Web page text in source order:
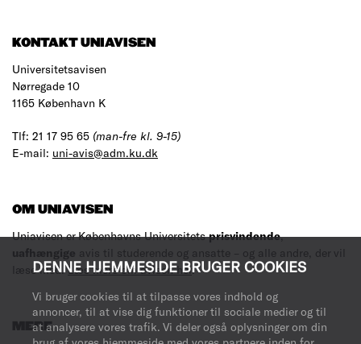
DENNE HJEMMESIDE BRUGER COOKIES
Vi bruger cookies til at tilpasse vores indhold og
annoncer, til at vise dig funktioner til sociale medier og til
at analysere vores trafik. Vi deler også oplysninger om din
KONTAKT UNIAVISEN
Universitetsavisen
Nørregade 10
1165 København K
Tlf: 21 17 95 65 (man-fre kl. 9-15)
E-mail: uni-avis@adm.ku.dk
OM UNIAVISEN
Uniavisen er Københavns Universitetsprisvindende,
uafhængige avis til studerende og ansatte – og alle andre, der vil
læse med.Læs mere om avisen her.
MERE